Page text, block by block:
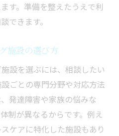
す。準備を整えたうえで利
できます。
施設の選び方
設を選ぶには、相談したい
ごとの専門分野や対応方法
発達障害や家族の悩みな
制が異なるからです。例え
ケアに特化した施設もあり